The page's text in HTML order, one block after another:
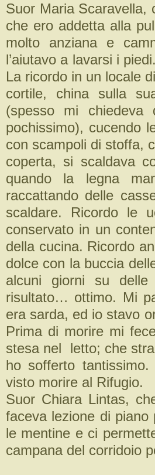
Suor Maria Scaravella,
che ero addetta alla
molto anziana e
l’aiutavo a lavarsi i
La ricordo in un locale
cortile, china sulla
(spesso mi chiedeva
pochissimo), cucendo
con scampoli di stoffa,
coperta, si scaldava
quando la legna
raccattando delle
scaldare. Ricordo le
conservato in un
della cucina. Ricordo
dolce con la buccia
alcuni giorni su
risultato… ottimo. Mi
era sarda, ed io stavo
Prima di morire mi
stesa nel letto; che
ho sofferto
visto morire al Rifugio.
Suor Chiara Lintas,
faceva lezione di
le mentine e ci
campana del corridoio